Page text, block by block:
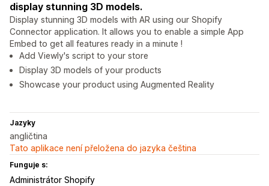
display stunning 3D models.
Display stunning 3D models with AR using our Shopify
Connector application. It allows you to enable a simple App
Embed to get all features ready in a minute !
Add Viewly's script to your store
Display 3D models of your products
Showcase your product using Augmented Reality
Jazyky
angličtina
Tato aplikace není přeložena do jazyka čeština
Funguje s:
Administrátor Shopify